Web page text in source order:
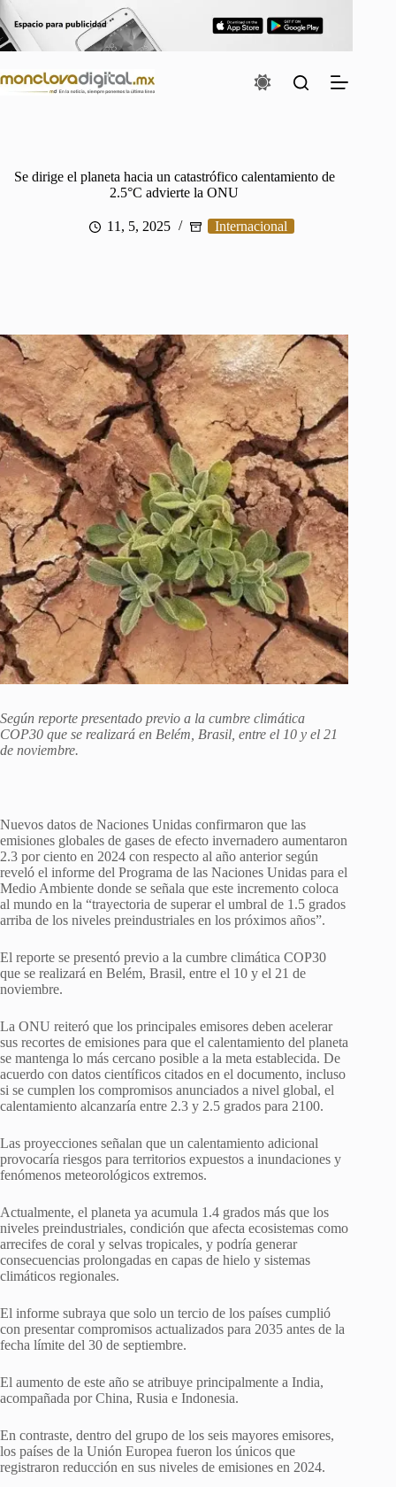
al
contenido
Se dirige el planeta hacia un catastrófico calentamiento de
2.5°C advierte la ONU
11, 5, 2025 Internacional
Según reporte presentado previo a la cumbre climática
COP30 que se realizará en Belém, Brasil, entre el 10 y el 21
de noviembre.
Nuevos datos de Naciones Unidas confirmaron que las
emisiones globales de gases de efecto invernadero aumentaron
2.3 por ciento en 2024 con respecto al año anterior según
reveló el informe del Programa de las Naciones Unidas para el
Medio Ambiente donde se señala que este incremento coloca
al mundo en la “trayectoria de superar el umbral de 1.5 grados
arriba de los niveles preindustriales en los próximos años”.
El reporte se presentó previo a la cumbre climática COP30
que se realizará en Belém, Brasil, entre el 10 y el 21 de
noviembre.
La ONU reiteró que los principales emisores deben acelerar
sus recortes de emisiones para que el calentamiento del planeta
se mantenga lo más cercano posible a la meta establecida. De
acuerdo con datos científicos citados en el documento, incluso
si se cumplen los compromisos anunciados a nivel global, el
calentamiento alcanzaría entre 2.3 y 2.5 grados para 2100.
Las proyecciones señalan que un calentamiento adicional
provocaría riesgos para territorios expuestos a inundaciones y
fenómenos meteorológicos extremos.
Actualmente, el planeta ya acumula 1.4 grados más que los
niveles preindustriales, condición que afecta ecosistemas como
arrecifes de coral y selvas tropicales, y podría generar
consecuencias prolongadas en capas de hielo y sistemas
climáticos regionales.
El informe subraya que solo un tercio de los países cumplió
con presentar compromisos actualizados para 2035 antes de la
fecha límite del 30 de septiembre.
El aumento de este año se atribuye principalmente a India,
acompañada por China, Rusia e Indonesia.
En contraste, dentro del grupo de los seis mayores emisores,
los países de la Unión Europea fueron los únicos que
registraron reducción en sus niveles de emisiones en 2024.